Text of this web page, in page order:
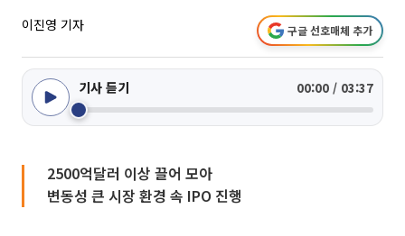
이진영 기자 구글 선호매체 추가
기사 듣기 00:00 / 03:37
2500억달러 이상 끌어 모아
변동성 큰 시장 환경 속 IPO 진행